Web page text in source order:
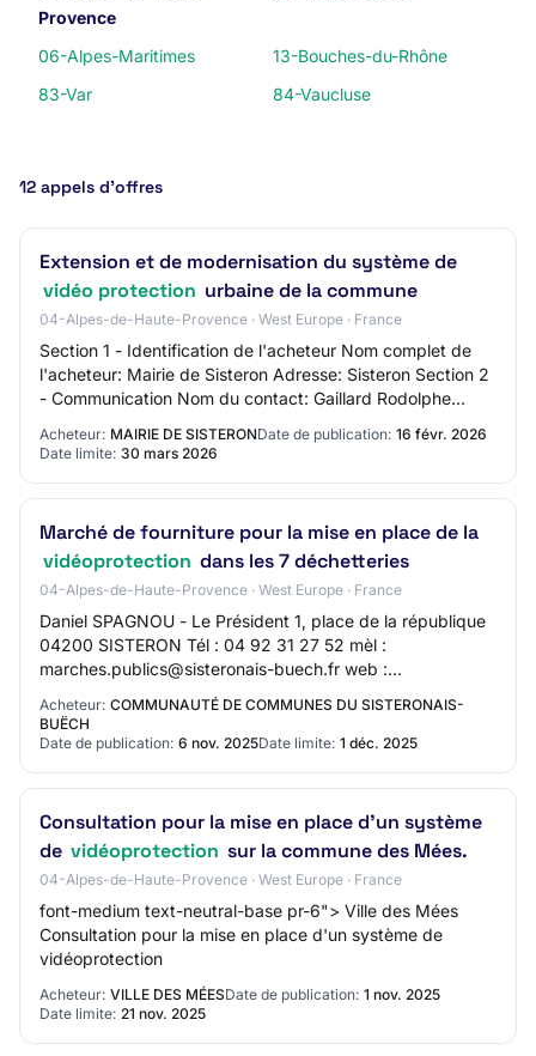
Provence
06-Alpes-Maritimes
13-Bouches-du-Rhône
83-Var
84-Vaucluse
12 appels d’offres
Extension et de modernisation du système de
vidéo protection urbaine de la commune
04-Alpes-de-Haute-Provence · West Europe · France
Section 1 - Identification de l'acheteur Nom complet de
l'acheteur: Mairie de Sisteron Adresse: Sisteron Section 2
- Communication Nom du contact: Gaillard Rodolphe
Acheteur: MAIRIE DE SISTERONDate de publication: 16 févr. 2026
Date limite: 30 mars 2026
Marché de fourniture pour la mise en place de la
vidéoprotection dans les 7 déchetteries
04-Alpes-de-Haute-Provence · West Europe · France
Daniel SPAGNOU - Le Président 1, place de la république
04200 SISTERON Tél : 04 92 31 27 52 mèl :
marches.publics@sisteronais-buech.fr web :
http://www.sisteronais-buech.fr/ SIRET 20006876500011
Grou…
Acheteur: COMMUNAUTÉ DE COMMUNES DU SISTERONAIS-
BUËCH
Date de publication: 6 nov. 2025Date limite: 1 déc. 2025
Consultation pour la mise en place d'un système
de vidéoprotection sur la commune des Mées.
04-Alpes-de-Haute-Provence · West Europe · France
font-medium text-neutral-base pr-6"> Ville des Mées
Consultation pour la mise en place d'un système de
vidéoprotection
Acheteur: VILLE DES MÉESDate de publication: 1 nov. 2025
Date limite: 21 nov. 2025